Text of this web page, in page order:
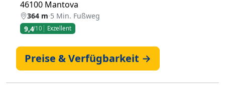
46100 Mantova
364 m·5 Min. Fußweg
9,4/10 Exzellent
Preise & Verfügbarkeit →